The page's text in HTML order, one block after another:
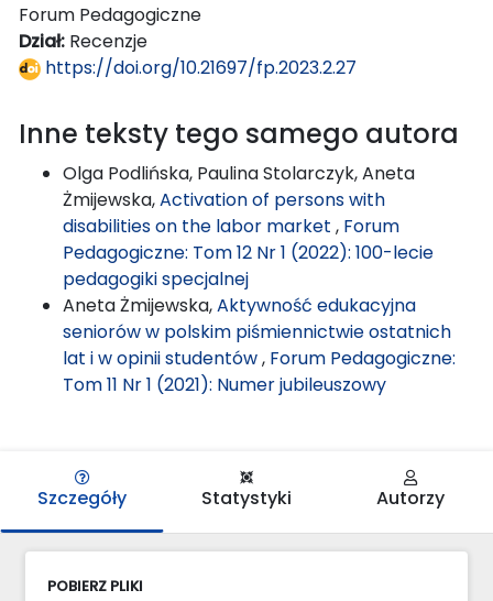
Forum Pedagogiczne
Dział: Recenzje
https://doi.org/10.21697/fp.2023.2.27
Inne teksty tego samego autora
Olga Podlińska, Paulina Stolarczyk, Aneta
Żmijewska,Activation of persons with
disabilities on the labor market , Forum
Pedagogiczne: Tom 12 Nr 1 (2022): 100-lecie
pedagogiki specjalnej
Aneta Żmijewska,Aktywność edukacyjna
seniorów w polskim piśmiennictwie ostatnich
lat i w opinii studentów, Forum Pedagogiczne:
Tom 11 Nr 1 (2021): Numer jubileuszowy
Szczegóły Statystyki Autorzy
POBIERZ PLIKI